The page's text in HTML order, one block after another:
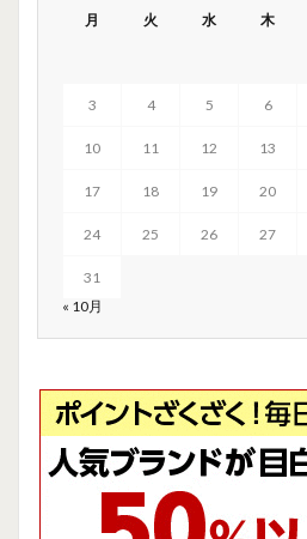
月 火 水 木
3 4 5 6
10 11 12 13
17 18 19 20
24 25 26 27
31
« 10月